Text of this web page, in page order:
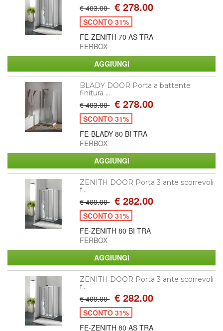
€ 403.00 € 278.00
SCONTO 31%
FE-ZENITH 70 AS TRA
FERBOX
BLADY DOOR Porta a battente
finitura ...
€ 403.00 € 278.00
SCONTO 31%
FE-BLADY 80 BI TRA
FERBOX
ZENITH DOOR Porta 3 ante scorrevoli
f...
€ 409.00 € 282.00
SCONTO 31%
FE-ZENITH 80 BI TRA
FERBOX
ZENITH DOOR Porta 3 ante scorrevoli
f...
€ 409.00 € 282.00
SCONTO 31%
FE-ZENITH 80 AS TRA